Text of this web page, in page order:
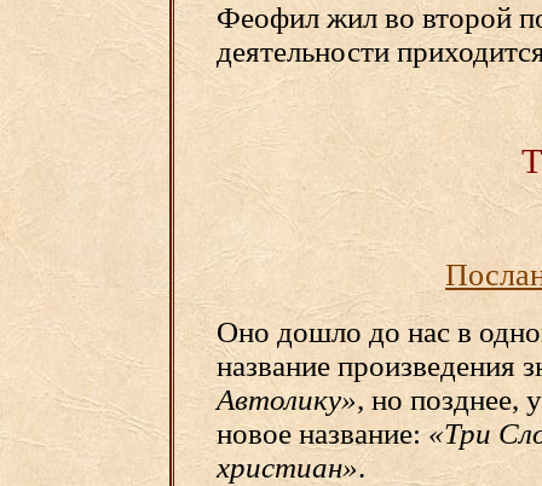
Феофил жил во второй
деятельности
Оно дошло до нас в
название произведения
Автолику», но позднее,
новое название:«Три
христиан».